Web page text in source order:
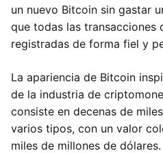
un nuevo Bitcoin sin gastar
que todas las transacciones
registradas de forma fiel y
La apariencia de Bitcoin
de la industria de
consiste en decenas de
varios tipos, con un valor
miles de millones de dólares.